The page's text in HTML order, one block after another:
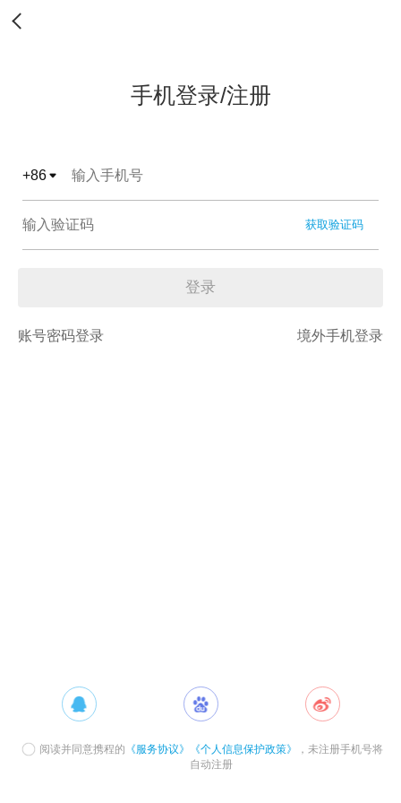
手机登录/注册
+86
获取验证码
登录
账号密码登录 境外手机登录
阅读并同意携程的 《服务协议》 《个人信息保护政策》
，未注册手机号将
自动注册